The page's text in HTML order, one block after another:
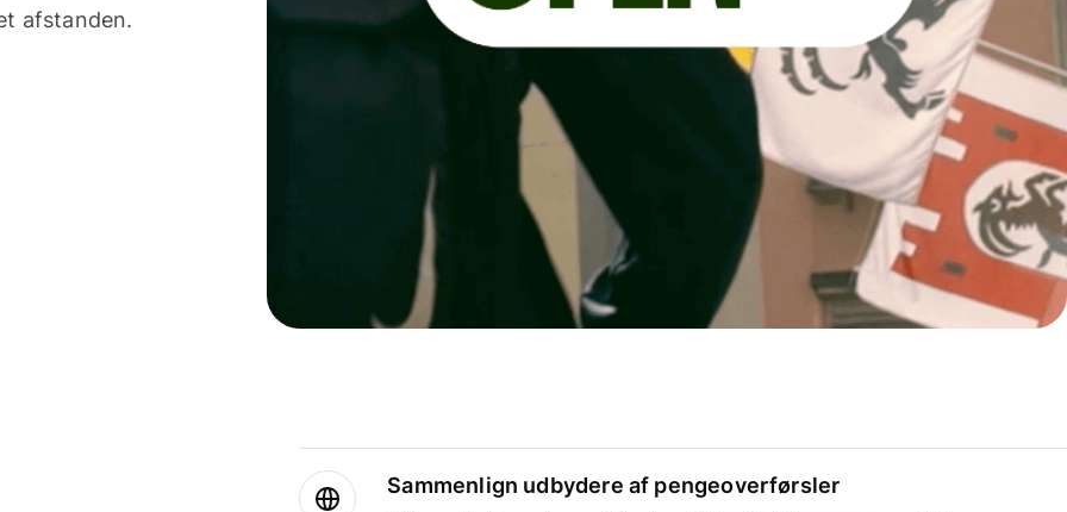
afstanden.
Sammenlign udbydere af pengeoverførsler